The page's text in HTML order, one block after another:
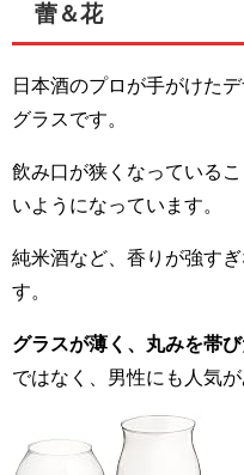
蕾＆花
日本酒のプロが手がけた
グラスです。
飲み口が狭くなっている
いようになっています。
純米酒など、香りが強す
す。
グラスが薄く、丸みを帯
ではなく、男性にも人気が